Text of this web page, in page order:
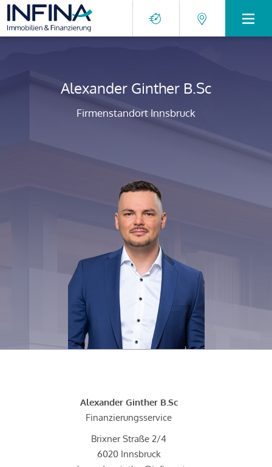
Alexander Ginther B.Sc
Firmenstandort Innsbruck
Alexander Ginther B.Sc
Finanzierungsservice
Brixner Straße 2/4
6020 Innsbruck